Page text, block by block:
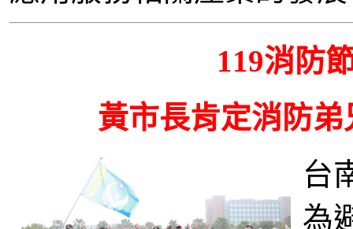
119消防
黃市長肯定消防
台
為